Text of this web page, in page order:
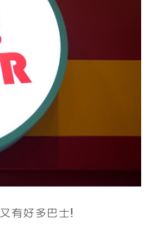
有好多巴士!